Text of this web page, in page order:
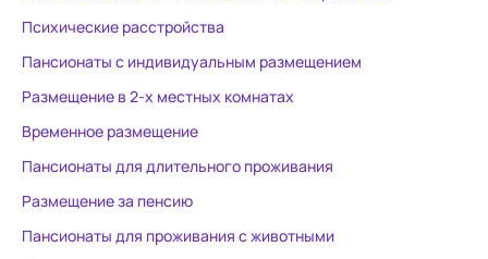
Психические расстройства
Пансионаты с индивидуальным размещением
Размещение в 2-х местных комнатах
Временное размещение
Пансионаты для длительного проживания
Размещение за пенсию
Пансионаты для проживания с животными